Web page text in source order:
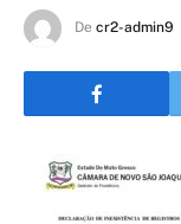
De cr2-admin9